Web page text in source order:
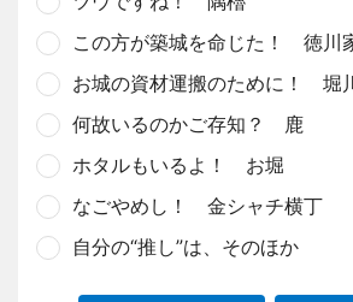
この方が築城を命じた！ 徳川
お城の資材運搬のために！ 堀
何故いるのかご存知？ 鹿
ホタルもいるよ！ お堀
なごやめし！ 金シャチ横丁
自分の“推し”は、そのほか